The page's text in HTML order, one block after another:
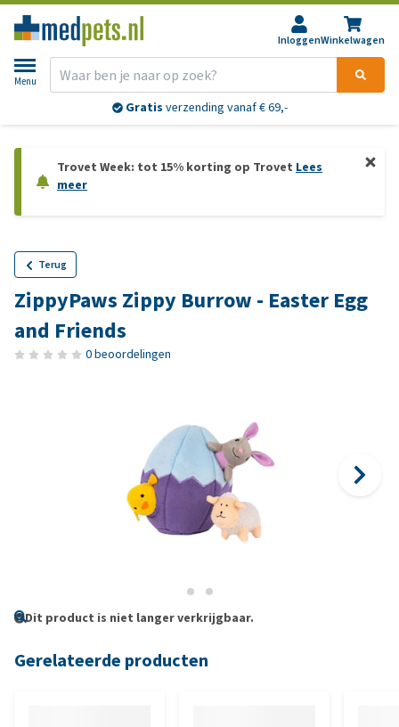
InloggenWinkelwagen
Menu
Gratis verzending vanaf € 69,-
Trovet Week: tot 15% korting op Trovet Lees
meer
Terug
ZippyPaws Zippy Burrow - Easter Egg
and Friends
0 beoordelingen
Dit product is niet langer verkrijgbaar.
Gerelateerde producten